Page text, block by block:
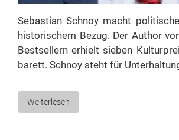
Se­bas­ti­an Schnoy macht
his­to­ri­schem Be­zug. Der Aut­hor
Be­st­­sel­­lern er­hielt sie­ben
ba­rett. Schnoy steht für
Weiterlesen